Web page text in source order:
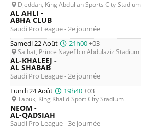
Djeddah, King Abdullah Sports City Stadium
AL AHLI -
ABHA CLUB
Saudi Pro League - 2e journée
Samedi 22 Août 21h00+03
Saihat, Prince Nayef bin Abdulaziz Stadium
AL-KHALEEJ -
AL SHABAB
Saudi Pro League - 2e journée
Lundi 24 Août 19h40+03
Tabuk, King Khalid Sport City Stadium
NEOM -
AL-QADSIAH
Saudi Pro League - 3e journée